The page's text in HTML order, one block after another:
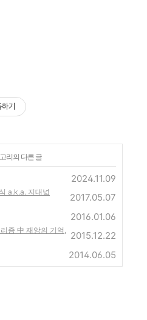
기
리의 다른 글
2024.11.09
a.k.a. 지대넓
2017.05.07
2016.01.06
즘 中 재앙의 기억, 2015.12.22
2014.06.05